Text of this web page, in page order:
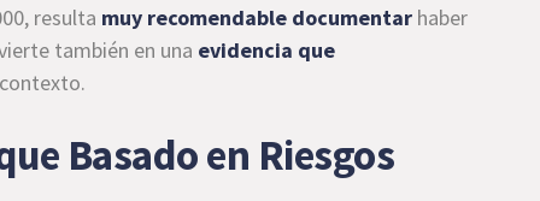
resulta muy recomendable documentar haber
también en una evidencia que
Basado en Riesgos